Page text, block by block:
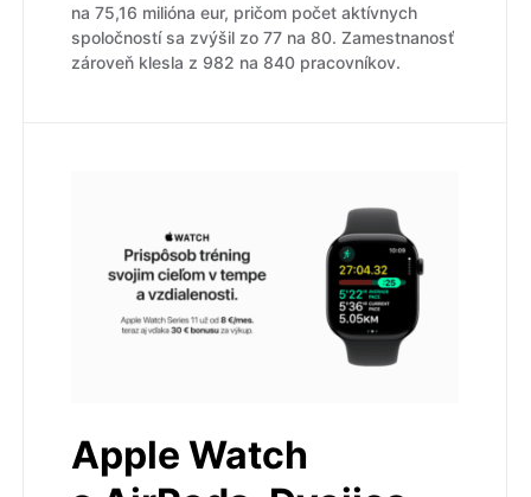
na 75,16 milióna eur, pričom počet aktívnych
spoločností sa zvýšil zo 77 na 80. Zamestnanosť
zároveň klesla z 982 na 840 pracovníkov.
Apple Watch